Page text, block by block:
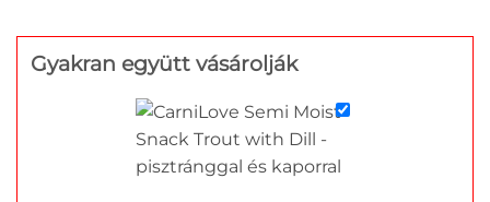
Gyakran együtt vásárolják